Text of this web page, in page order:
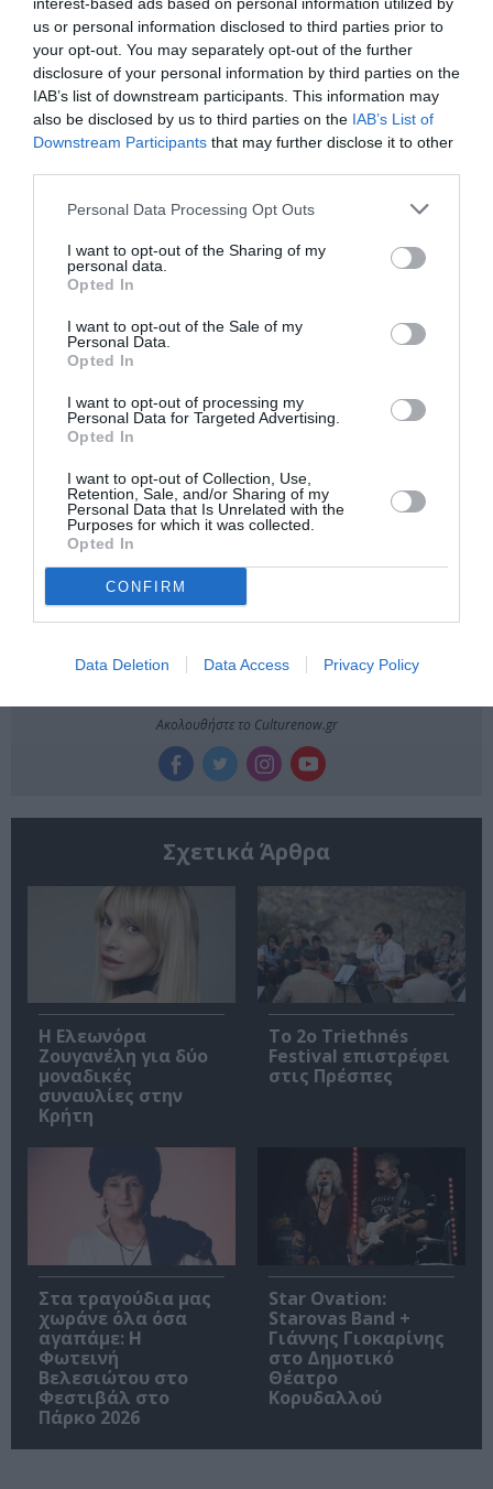
us or personal information disclosed to third parties prior to
your opt-out. You may separately opt-out of the further
disclosure of your personal information by third parties on the
IAB’s list of downstream participants. This information may
also be disclosed by us to third parties on the IAB’s List of
Downstream Participants that may further disclose it to other
Personal Data Processing Opt Outs
I want to opt-out of the Sharing of my
personal data.
Opted In
I want to opt-out of the Sale of my
Personal Data.
Opted In
I want to opt-out of processing my
Personal Data for Targeted Advertising.
Opted In
I want to opt-out of Collection, Use,
Retention, Sale, and/or Sharing of my
Personal Data that Is Unrelated with the
Purposes for which it was collected.
Opted In
CONFIRM
Data Deletion Data Access Privacy Policy
veakeiotheatre.gr
Ακολουθήστε το Culturenow.gr στο Google News
μάθετε πρώτοι όλες τις ειδήσεις
Δείτε όλα τατελευταία νέαγια την Τέχνη και τον
Νέοι Διαγωνισμοί❯
ΕΛΕΩΝΟΡΑ ΖΟΥΓΑΝΕΛΗ
ΕΝΤΕΧΝΟ - ΛΑΪΚΟ - ΠΑΡΑΔΟΣΙΑΚΗ
ΠΕΡΙΟΔΕΙΕΣ ΕΛΛΗΝΩΝ ΚΑΛΛΙΤΕΧΝΩΝ – ΚΑΛΟΚΑΙΡΙ 2026
Newsletter
Κάθε βδομάδα στο e-mail σας τα τελευταία νέα για
την Τέχνη και τον Πολιτισμό!
Ακολουθήστε το Culturenow.gr
Σχετικά Άρθρα
Η Ελεωνόρα
Ζουγανέλη για δύο
μοναδικές
συναυλίες στην
Κρήτη
Το 2ο Triethnés
Festival επιστρέφει
στις Πρέσπες
Στα τραγούδια μας
χωράνε όλα όσα
αγαπάμε: Η
Φωτεινή
Βελεσιώτου στο
Φεστιβάλ στο
Πάρκο 2026
Star Ovation:
Starovas Band +
Γιάννης Γιοκαρίνης
στο Δημοτικό
Θέατρο
Κορυδαλλού